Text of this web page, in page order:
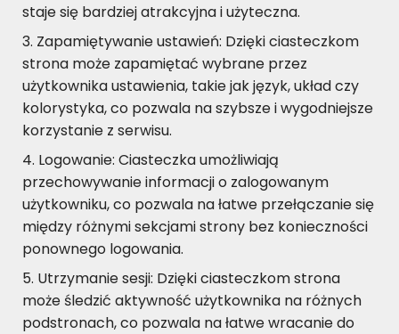
staje się bardziej atrakcyjna i użyteczna.
Zapamiętywanie ustawień: Dzięki ciasteczkom
strona może zapamiętać wybrane przez
użytkownika ustawienia, takie jak język, układ czy
kolorystyka, co pozwala na szybsze i wygodniejsze
korzystanie z serwisu.
Logowanie: Ciasteczka umożliwiają
przechowywanie informacji o zalogowanym
użytkowniku, co pozwala na łatwe przełączanie się
między różnymi sekcjami strony bez konieczności
ponownego logowania.
Utrzymanie sesji: Dzięki ciasteczkom strona
może śledzić aktywność użytkownika na różnych
podstronach, co pozwala na łatwe wracanie do